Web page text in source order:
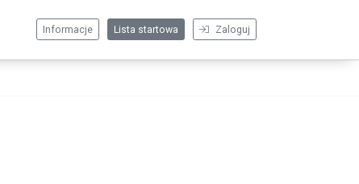
Zaloguj
Lista startowa
Informacje